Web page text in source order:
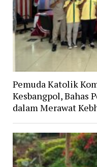
Pemuda Katolik
Kesbangpol, Bahas
dalam Merawat